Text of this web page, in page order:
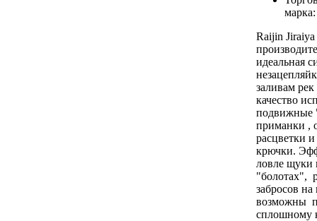
Raijin Jiraiya
идеальная
заливам
качество
подвижные
приманки ,
расцветки
крючки.
ловле щуки
"болотах",
забросов
возможны
сплошному